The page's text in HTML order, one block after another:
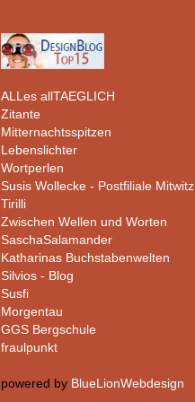
ALLes allTAEGLICH
Zitante
Mitternachtsspitzen
Lebenslichter
Wortperlen
Susis Wollecke - Postfiliale Mitwitz
Tirilli
Zwischen Wellen und Worten
SaschaSalamander
Katharinas Buchstabenwelten
Silvios - Blog
Susfi
Morgentau
GGS Bergschule
fraulpunkt
powered by BlueLionWebdesign